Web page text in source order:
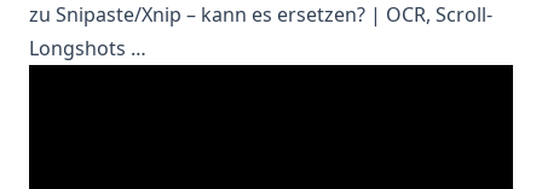
zu Snipaste/Xnip – kann es ersetzen? | OCR, Scroll-
Longshots …